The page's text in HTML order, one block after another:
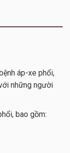
áp-xe phổi,
những người
bao gồm: